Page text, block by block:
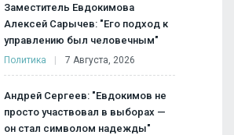
Заместитель Евдокимова
Алексей Сарычев: "Его подход к
управлению был человечным"
Политика 7 Августа, 2026
Андрей Сергеев: "Евдокимов не
просто участвовал в выборах —
он стал символом надежды"